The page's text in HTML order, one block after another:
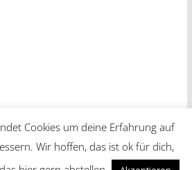
Zeitung . Alle Rechte vorbehalten.
Cookies um deine Erfahrung auf
Wir hoffen, das ist ok für dich,